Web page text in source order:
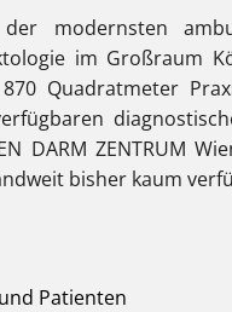
modernsten
im Großraum
Quadratmeter
DARM ZENTRUM
bisher kaum
Patienten